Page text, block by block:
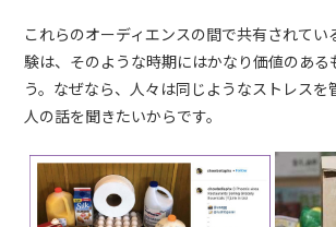
これらのオーディエンスの間で共有されてい
験は、そのような時期にはかなり価値のある
う。なぜなら、人々は同じようなストレスを
人の話を聞きたいからです。